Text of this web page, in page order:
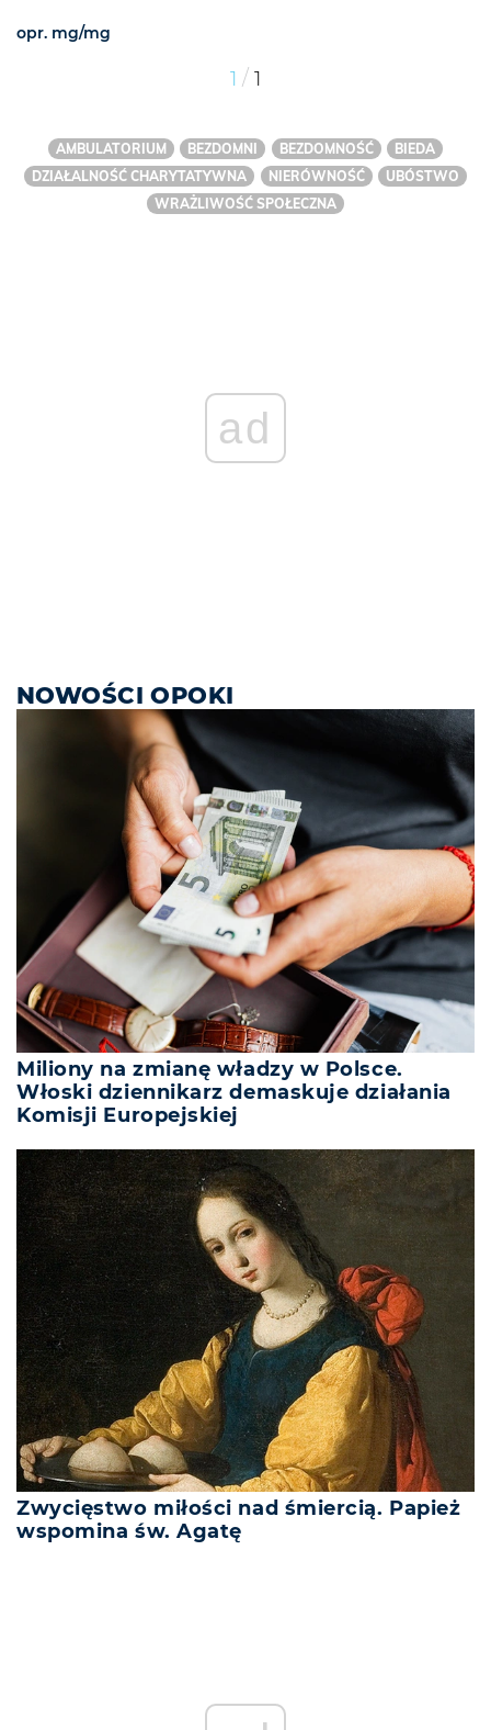
opr. mg/mg
1 / 1
AMBULATORIUM BEZDOMNI BEZDOMNOŚĆ
BIEDA
DZIAŁALNOŚĆ CHARYTATYWNA
NIERÓWNOŚĆ
UBÓSTWO
WRAŻLIWOŚĆ SPOŁECZNA
ad
NOWOŚCI OPOKI
Miliony na zmianę władzy w Polsce.
Włoski dziennikarz demaskuje działania
Komisji Europejskiej
Zwycięstwo miłości nad śmiercią. Papież
wspomina św. Agatę